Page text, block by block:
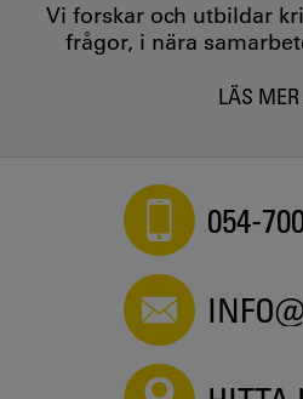
Vi forskar och utbildar
frågor, i nära
LÄS MER
054-